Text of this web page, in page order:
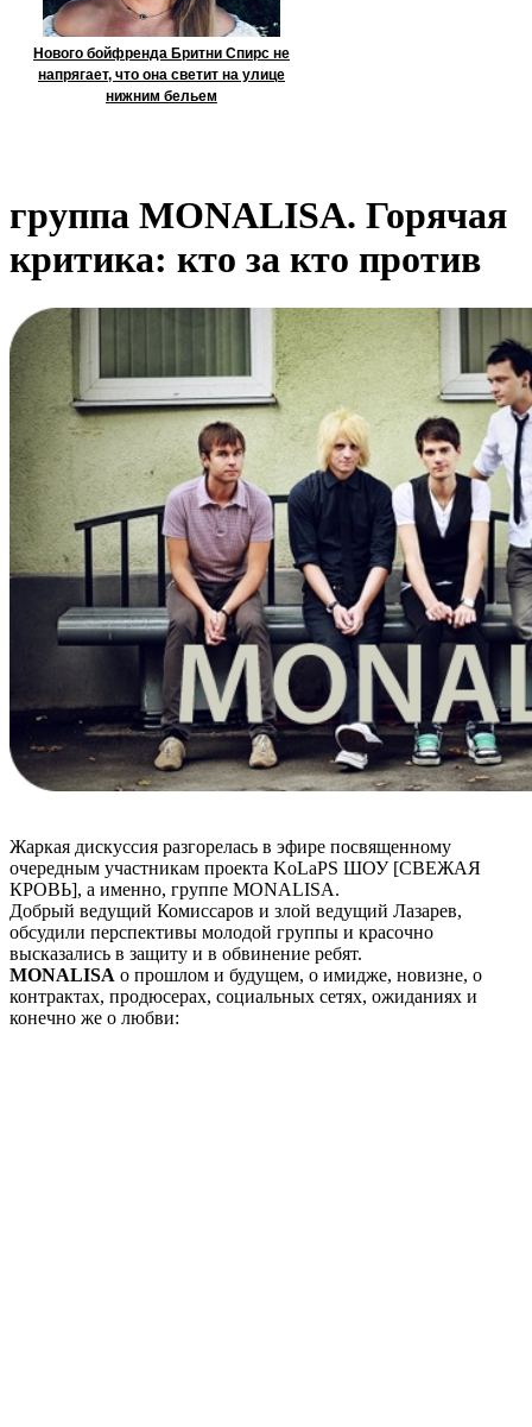
Нового бойфренда Бритни Спирс не
напрягает, что она светит на улице
нижним бельем
группа MONALISA. Горячая
критика: кто за кто против
Жаркая дискуссия разгорелась в эфире посвященному
очередным участникам проекта KoLaPS ШОУ [СВЕЖАЯ
КРОВЬ], а именно, группе MONALISA.
Добрый ведущий Комиссаров и злой ведущий Лазарев,
обсудили перспективы молодой группы и красочно
высказались в защиту и в обвинение ребят.
MONALISA о прошлом и будущем, о имидже, новизне, о
контрактах, продюсерах, социальных сетях, ожиданиях и
конечно же о любви: